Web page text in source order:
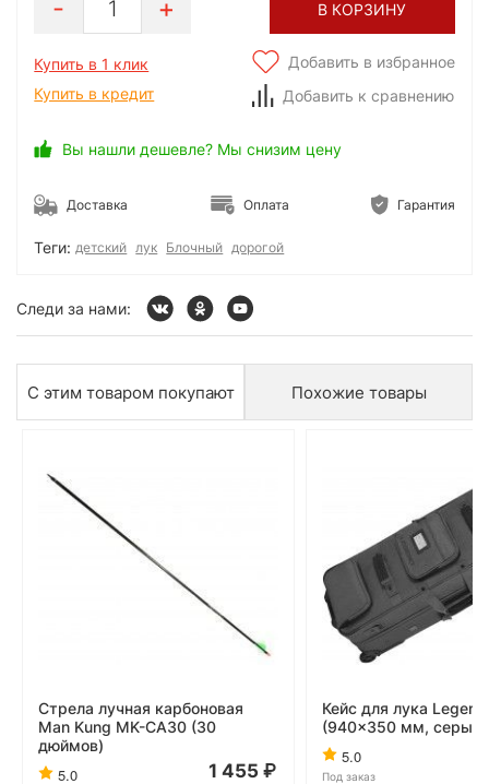
1 В КОРЗИНУ
Купить в 1 клик
Купить в кредит
Добавить в избранное
Добавить к сравнению
Вы нашли дешевле? Мы снизим цену
Доставка Оплата Гарантия
Теги: детский лук Блочный дорогой
Следи за нами:
С этим товаром покупают Похожие товары
Стрела лучная карбоновая
Man Kung MK-CA30 (30
дюймов)
5.0 1 455
Кейс для лука
(940x350 мм, серый)
5.0
Под заказ